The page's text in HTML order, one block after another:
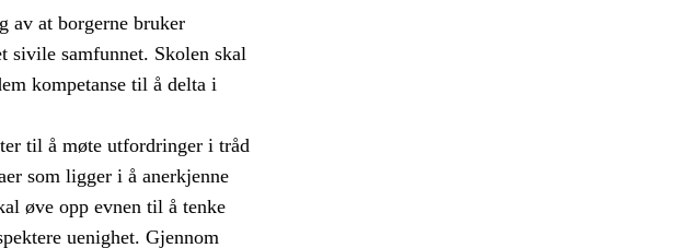
av at borgerne bruker
sivile samfunnet. Skolen skal
kompetanse til å delta i
til å møte utfordringer i tråd
som ligger i å anerkjenne
øve opp evnen til å tenke
uenighet. Gjennom